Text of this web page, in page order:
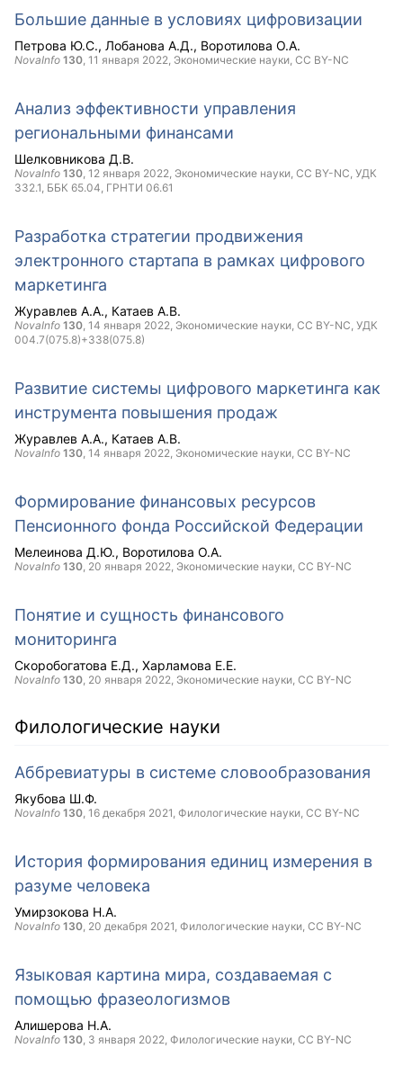
Большие данные в условиях цифровизации
Петрова Ю.С. Лобанова А.Д. Воротилова О.А.
NovaInfo 130, 11 января 2022, Экономические науки, CC BY-NC
Анализ эффективности управления
региональными финансами
Шелковникова Д.В.
NovaInfo 130, 12 января 2022, Экономические науки, CC BY-NC, УДК
332.1, ББК 65.04, ГРНТИ 06.61
Разработка стратегии продвижения
электронного стартапа в рамках цифрового
маркетинга
Журавлев А.А. Катаев А.В.
NovaInfo 130, 14 января 2022, Экономические науки, CC BY-NC, УДК
004.7(075.8)+338(075.8)
Развитие системы цифрового маркетинга как
инструмента повышения продаж
Журавлев А.А. Катаев А.В.
NovaInfo 130, 14 января 2022, Экономические науки, CC BY-NC
Формирование финансовых ресурсов
Пенсионного фонда Российской Федерации
Мелеинова Д.Ю. Воротилова О.А.
NovaInfo 130, 20 января 2022, Экономические науки, CC BY-NC
Понятие и сущность финансового
мониторинга
Скоробогатова Е.Д. Харламова Е.Е.
NovaInfo 130, 20 января 2022, Экономические науки, CC BY-NC
Филологические науки
Аббревиатуры в системе словообразования
Якубова Ш.Ф.
NovaInfo 130, 16 декабря 2021, Филологические науки, CC BY-NC
История формирования единиц измерения в
разуме человека
Умирзокова Н.А.
NovaInfo 130, 20 декабря 2021, Филологические науки, CC BY-NC
Языковая картина мира, создаваемая с
помощью фразеологизмов
Алишерова Н.А.
NovaInfo 130, 3 января 2022, Филологические науки, CC BY-NC